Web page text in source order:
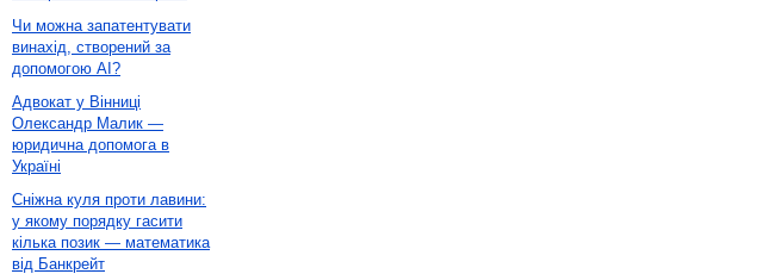
Чи можна запатентувати
винахід, створений за
допомогою AI?
Адвокат у Вінниці
Олександр Малик —
юридична допомога в
Україні
Сніжна куля проти лавини:
у якому порядку гасити
кілька позик — математика
від Банкрейт